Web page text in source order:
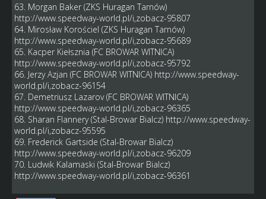
63. Morgan Baker (ZKS Huragan Tarnów)
http://www.speedway-world.pl/i,zobacz-95807
64. Mirosław Korościel (ZKS Huragan Tarnów)
http://www.speedway-world.pl/i,zobacz-95689
65. Kacper Kiełsznia (FC BROWAR WITNICA)
http://www.speedway-world.pl/i,zobacz-95792
66. Jerzy Azjan (FC BROWAR WITNICA) http://www.speedway-
world.pl/i,zobacz-96154
67. Demetriusz Lazarov (FC BROWAR WITNICA)
http://www.speedway-world.pl/i,zobacz-96365
68. Sharan Flannery (Stal-Browar Bialcz) http://www.speedway-
world.pl/i,zobacz-95595
69. Frederick Gartside (Stal-Browar Bialcz)
http://www.speedway-world.pl/i,zobacz-96209
70. Ludwik Kalamaski (Stal-Browar Bialcz)
http://www.speedway-world.pl/i,zobacz-96361